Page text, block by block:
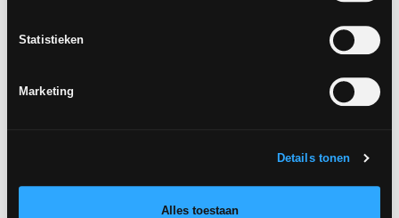
Statistieken
Marketing
Details tonen
Alles toestaan